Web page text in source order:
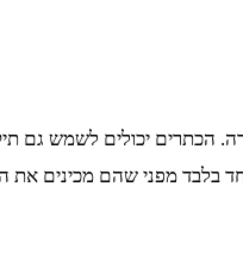
הכתרים יכולים לשמש גם
בלבד מפני שהם מכינים